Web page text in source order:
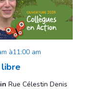
libre
à11:00 am
Rue Célestin Denis